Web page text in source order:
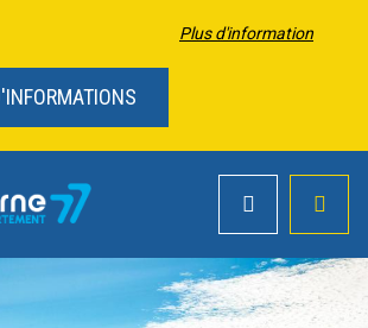
Plus d'information
à la circulation entre la croix de
et le carrefour du Touring Club
à la circulation entre le parking du
d'agglomération à Achères-la-
la circulation peut reprendre sur
l'obélisque avec une vitesse limitée à